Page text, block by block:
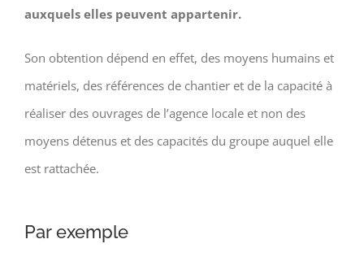
auxquels elles peuvent appartenir.
Son obtention dépend en effet, des moyens humains et
matériels, des références de chantier et de la capacité à
réaliser des ouvrages de l’agence locale et non des
moyens détenus et des capacités du groupe auquel elle
est rattachée.
Par exemple